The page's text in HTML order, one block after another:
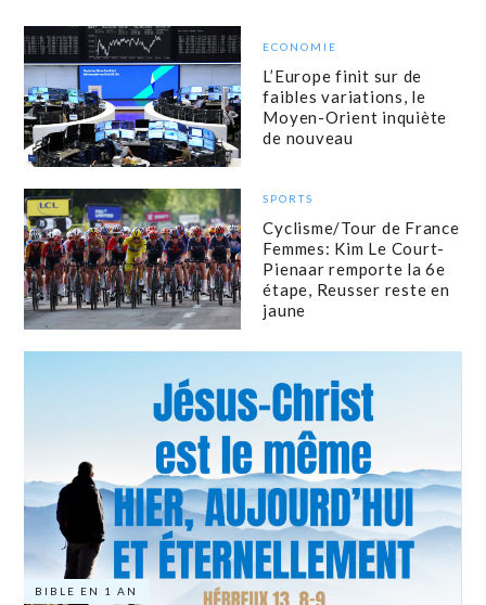
ECONOMIE
L’Europe finit sur de
faibles variations, le
Moyen-Orient inquiète
de nouveau
SPORTS
Cyclisme/Tour de France
Femmes: Kim Le Court-
Pienaar remporte la 6e
étape, Reusser reste en
jaune
BIBLE EN 1 AN